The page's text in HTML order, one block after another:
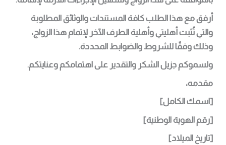
أرفق مع هذا الطلب كافة المستندات والوثائق المطلوبة
والتي تُثبت أهليتي وأهلية الطرف الآخر لإتمام هذا الزواج،
وذلك وفقًا للشروط والضوابط المحددة.
ولسموكم جزيل الشكر والتقدير على اهتمامكم وعنايتكم.
مقدمه،
[اسمك الكامل]
[رقم الهوية الوطنية]
[تاريخ الميلاد]